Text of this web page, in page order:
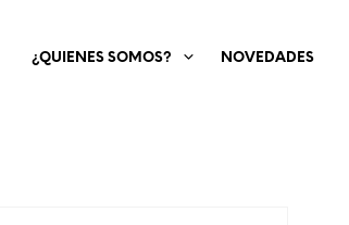
¿QUIENES SOMOS? NOVEDADES